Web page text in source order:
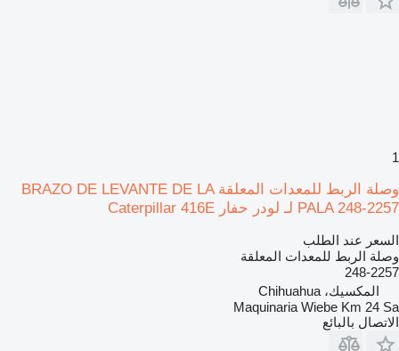
1
وصلة الربط للمعدات المعلقة BRAZO DE LEVANTE DE LA
PALA 248-2257 لـ لودر حفار Caterpillar 416E
السعر عند الطلب
وصلة الربط للمعدات المعلقة
248-2257
المكسيك، Chihuahua
Maquinaria Wiebe Km 24 Sa
الاتصال بالبائع